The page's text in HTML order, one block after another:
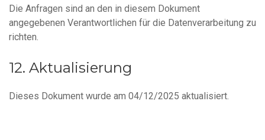
Die Anfragen sind an den in diesem Dokument
angegebenen Verantwortlichen für die Datenverarbeitung zu
richten.
Aktualisierung
Dieses Dokument wurde am 04/12/2025 aktualisiert.